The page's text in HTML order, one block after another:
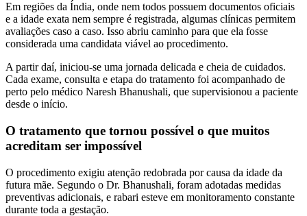
Em regiões da Índia, onde nem todos possuem documentos oficiais
e a idade exata nem sempre é registrada, algumas clínicas permitem
avaliações caso a caso. Isso abriu caminho para que ela fosse
considerada uma candidata viável ao procedimento.
A partir daí, iniciou-se uma jornada delicada e cheia de cuidados.
Cada exame, consulta e etapa do tratamento foi acompanhado de
perto pelo médico Naresh Bhanushali, que supervisionou a paciente
desde o início.
O tratamento que tornou possível o que muitos
acreditam ser impossível
O procedimento exigiu atenção redobrada por causa da idade da
futura mãe. Segundo o Dr. Bhanushali, foram adotadas medidas
preventivas adicionais, e rabari esteve em monitoramento constante
durante toda a gestação.